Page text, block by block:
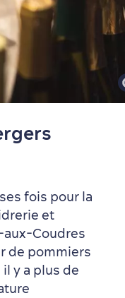
fois pour la
et
aux-Coudres
de pommiers
y a plus de